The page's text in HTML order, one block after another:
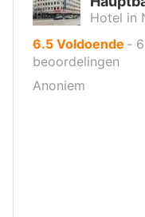
Hotel in
6.5uit
10
Voldoende ‐ 6
beoordelingen
Anoniem